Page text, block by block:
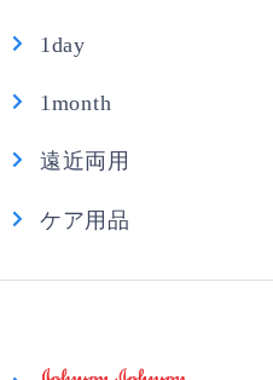
への負担を感じずにスト
合わないがあるのかもしれ
★
てます。夕方の乾燥具合
ンタクトでもデスクワーク
なりませんでした。はじ
1day
1month
遠近両用
ケア用品